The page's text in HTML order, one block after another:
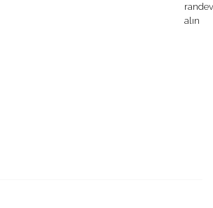
alın